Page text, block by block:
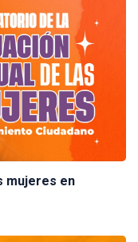
mujeres en